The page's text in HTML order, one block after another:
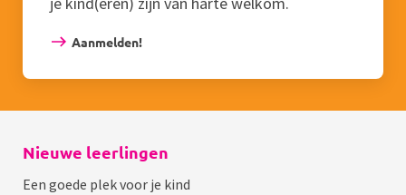
Aanmelden!
Nieuwe leerlingen
Een goede plek voor je kind